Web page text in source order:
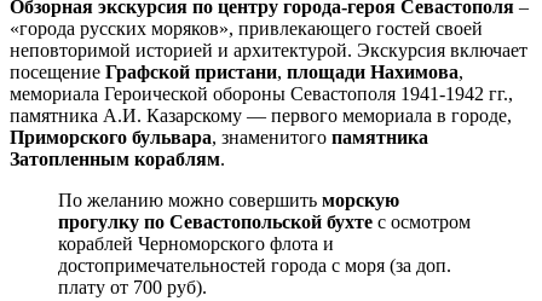
Обзорная экскурсия по центру города-героя Севастополя –
«города русских моряков», привлекающего гостей своей
неповторимой историей и архитектурой. Экскурсия включает
посещение Графской пристани, площади Нахимова,
мемориала Героической обороны Севастополя 1941-1942 гг.,
памятника А.И. Казарскому — первого мемориала в городе,
Приморского бульвара, знаменитого памятника
Затопленным кораблям.
По желанию можно совершить морскую
прогулку по Севастопольской бухте с осмотром
кораблей Черноморского флота и
достопримечательностей города с моря (за доп.
плату от 700 руб).